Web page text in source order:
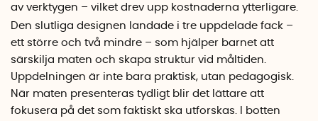
av verktygen – vilket drev upp kostnaderna ytterligare.
Den slutliga designen landade i tre uppdelade fack –
ett större och två mindre – som hjälper barnet att
särskilja maten och skapa struktur vid måltiden.
Uppdelningen är inte bara praktisk, utan pedagogisk.
När maten presenteras tydligt blir det lättare att
fokusera på det som faktiskt ska utforskas. I botten